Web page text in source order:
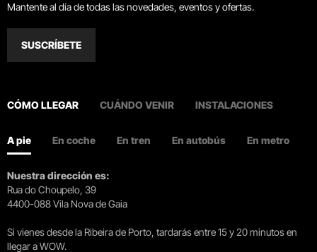
Mantente al día de todas las novedades, eventos y ofertas.
SUSCRÍBETE
CÓMO LLEGAR CUÁNDO VENIR INSTALACIONES
A pie En coche En tren En autobús En metro
Nuestra dirección es:
Rua do Choupelo, 39
4400-088 Vila Nova de Gaia
Si vienes desde la Ribeira de Porto, tardarás entre 15 y 20 minutos en
llegar a WOW.